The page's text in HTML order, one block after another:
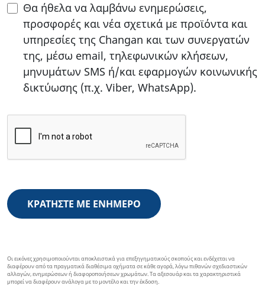
Θα ήθελα να λαμβάνω ενημερώσεις,
προσφορές και νέα σχετικά με προϊόντα και
υπηρεσίες της Changan και των συνεργατών
της, μέσω email, τηλεφωνικών κλήσεων,
μηνυμάτων SMS ή/και εφαρμογών κοινωνικής
δικτύωσης (π.χ. Viber, WhatsApp).
ΚΡΑΤΗΣΤΕ ΜΕ ΕΝΗΜΕΡΟ
Οι εικόνες χρησιμοποιούνται αποκλειστικά για επεξηγηματικούς σκοπούς και ενδέχεται να
διαφέρουν από τα πραγματικά διαθέσιμα οχήματα σε κάθε αγορά, λόγω πιθανών σχεδιαστικών
αλλαγών, ενημερώσεων ή διαφοροποιήσεων χρωμάτων. Τα αξεσουάρ και τα χαρακτηριστικά
μπορεί να διαφέρουν ανάλογα με το μοντέλο και την έκδοση.